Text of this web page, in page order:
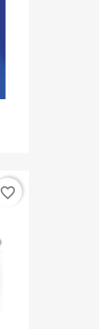
favorite_border